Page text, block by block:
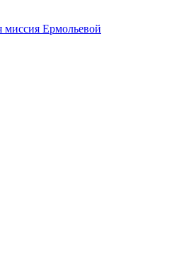
миссия Ермольевой